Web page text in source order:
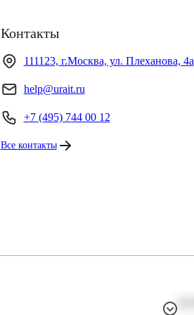
Контакты
111123, г.Москва, ул. Плеханова, 4а
help@urait.ru
+7 (495) 744 00 12
Все контакты